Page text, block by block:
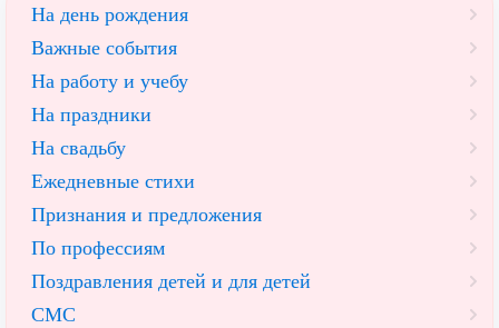
На день рождения
Важные события
На работу и учебу
На праздники
На свадьбу
Ежедневные стихи
Признания и предложения
По профессиям
Поздравления детей и для детей
СМС